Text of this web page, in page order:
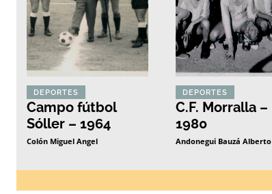
DEPORTES
Campo fútbol
Sóller – 1964
Colón Miguel Angel
DEPORTES
C.F. Morralla –
1980
Andonegui Bauzá Alberto